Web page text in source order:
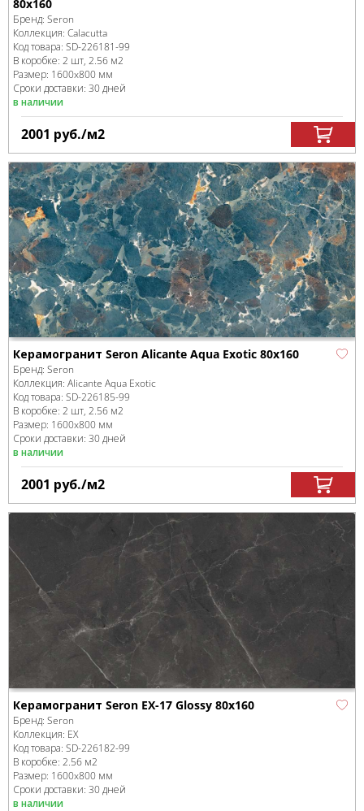
80x160
Бренд: Seron
Коллекция: Calacutta
Код товара: SD-226181-99
В коробке: 2 шт, 2.56 м2
Размер: 1600x800 мм
Сроки доставки: 30 дней
в наличии
2001 руб./м2
Керамогранит Seron Alicante Aqua Exotic 80x160
Бренд: Seron
Коллекция: Alicante Aqua Exotic
Код товара: SD-226185-99
В коробке: 2 шт, 2.56 м2
Размер: 1600x800 мм
Сроки доставки: 30 дней
в наличии
2001 руб./м2
Керамогранит Seron EX-17 Glossy 80x160
Бренд: Seron
Коллекция: EX
Код товара: SD-226182-99
В коробке: 2.56 м2
Размер: 1600x800 мм
Сроки доставки: 30 дней
в наличии